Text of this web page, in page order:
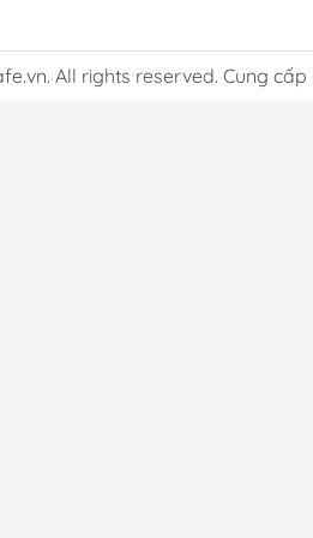
All rights reserved. Cung cấp